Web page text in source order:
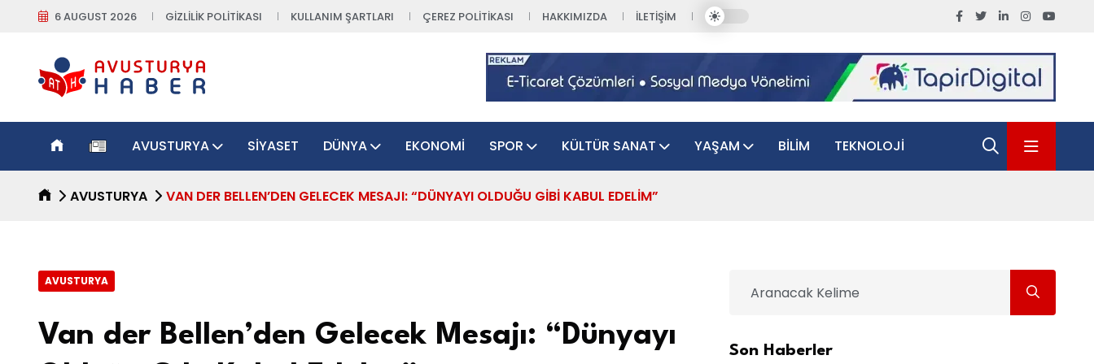
6 AUGUST 2026 GIZLILIK POLITIKASI KULLANIM ŞARTLARI ÇEREZ POLITIKASI HAKKIMIZDA İLETIŞIM
AVUSTURYA SIYASET DÜNYA EKONOMI SPOR KÜLTÜR SANAT YAŞAM BILIM TEKNOLOJI
AVUSTURYA VAN DER BELLEN’DEN GELECEK MESAJI: “DÜNYAYI OLDUĞU GIBI KABUL EDELIM”
AVUSTURYA
Van der Bellen’den Gelecek Mesajı: “Dünyayı
Son Haberler